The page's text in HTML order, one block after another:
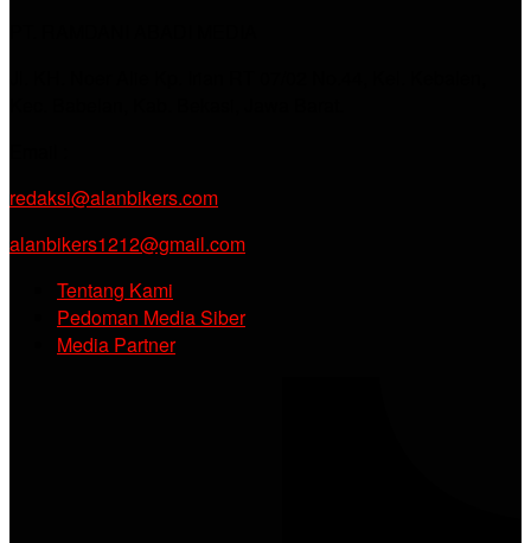
redaksi@alanbikers.com
alanbikers1212@gmail.com
Tentang Kami
Pedoman Media Siber
Media Partner